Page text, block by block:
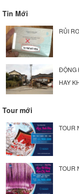
Tin Mới
RỦI
ĐỘNG
HAY
Tour mới
TOUR
TOUR